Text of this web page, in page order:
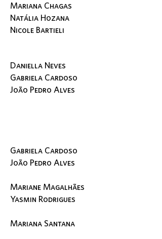
Mariana Chagas
Natália Hozana
Nicole Bartieli
Daniella Neves
Gabriela Cardoso
João Pedro Alves
Gabriela Cardoso
João Pedro Alves
Mariane Magalhães
Yasmin Rodrigues
Mariana Santana